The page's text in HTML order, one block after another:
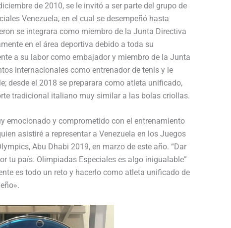
de 2010, se le invitó a ser parte del grupo de
Venezuela, en el cual se desempeñó hasta
se integrara como miembro de la Junta Directiva
en el área deportiva debido a toda su
a su labor como embajador y miembro de la Junta
internacionales como entrenador de tenis y le
desde el 2018 se preparara como atleta unificado,
tradicional italiano muy similar a las bolas criollas.
emocionado y comprometido con el entrenamiento
asistiré a representar a Venezuela en los Juegos
Abu Dhabi 2019, en marzo de este año. “Dar
tu país. Olimpiadas Especiales es algo inigualable”
es todo un reto y hacerlo como atleta unificado de